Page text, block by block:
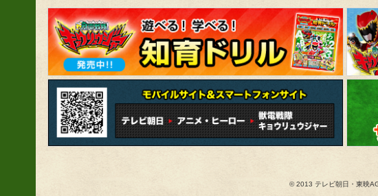
© 2013 テレビ朝日・東映